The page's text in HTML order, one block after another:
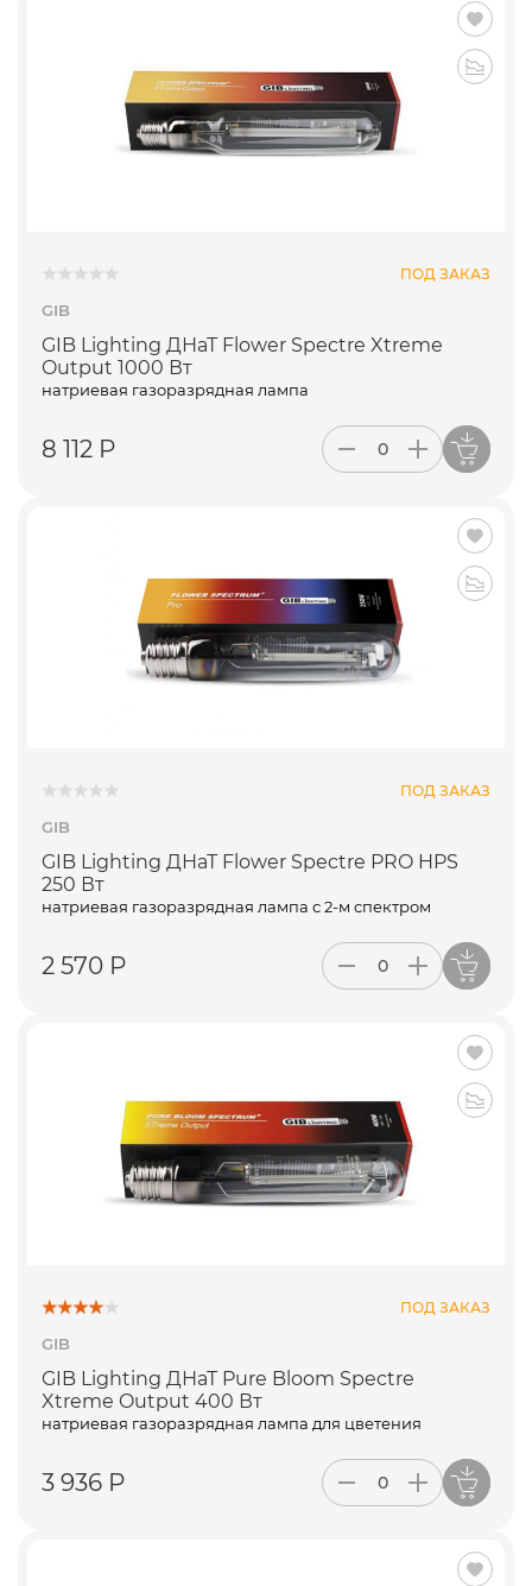
ПОД ЗАКАЗ
GIB
GIB Lighting ДНаТ Flower Spectre Xtreme
Output 1000 Вт
натриевая газоразрядная лампа
8 112 Р
ПОД ЗАКАЗ
GIB
GIB Lighting ДНаТ Flower Spectre PRO HPS
250 Вт
натриевая газоразрядная лампа с 2-м спектром
2 570 Р
ПОД ЗАКАЗ
GIB
GIB Lighting ДНаТ Pure Bloom Spectre
Xtreme Output 400 Вт
натриевая газоразрядная лампа для цветения
3 936 Р